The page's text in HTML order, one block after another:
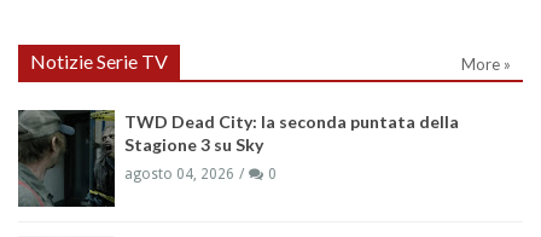
Notizie Serie TV More »
TWD Dead City: la seconda puntata della
Stagione 3 su Sky
agosto 04, 2026 0